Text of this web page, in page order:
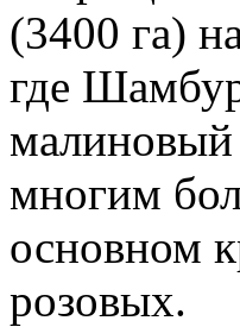
(3400 га)
где
малиновый
многим
основном
розовых.